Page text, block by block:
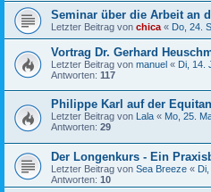
Seminar über die Arbeit an
Letzter Beitrag von chica « Do, 24.
Vortrag Dr. Gerhard
Letzter Beitrag von manuel « Di, 14.
Antworten: 117
Philippe Karl auf der
Letzter Beitrag von Lala « Mo, 25.
Antworten: 29
Der Longenkurs - Ein
Letzter Beitrag von Sea Breeze «
Antworten: 10